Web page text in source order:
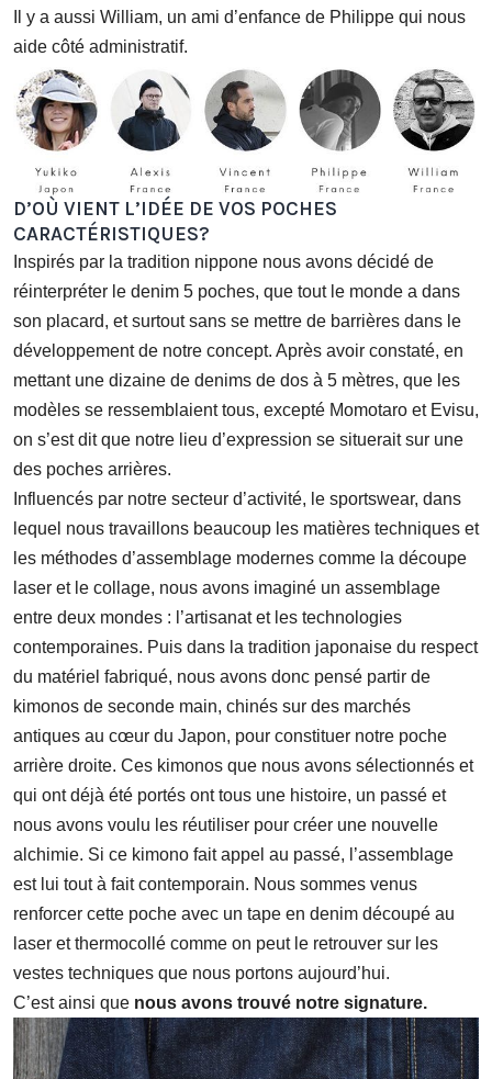
Il y a aussi William, un ami d’enfance de Philippe qui nous
aide côté administratif.
D’OÙ VIENT L’IDÉE DE VOS POCHES
CARACTÉRISTIQUES?
Inspirés par la tradition nippone nous avons décidé de
réinterpréter le denim 5 poches, que tout le monde a dans
son placard, et surtout sans se mettre de barrières dans le
développement de notre concept. Après avoir constaté, en
mettant une dizaine de denims de dos à 5 mètres, que les
modèles se ressemblaient tous, excepté Momotaro et Evisu,
on s’est dit que notre lieu d’expression se situerait sur une
des poches arrières.
Influencés par notre secteur d’activité, le sportswear, dans
lequel nous travaillons beaucoup les matières techniques et
les méthodes d’assemblage modernes comme la découpe
laser et le collage, nous avons imaginé un assemblage
entre deux mondes : l’artisanat et les technologies
contemporaines. Puis dans la tradition japonaise du respect
du matériel fabriqué, nous avons donc pensé partir de
kimonos de seconde main, chinés sur des marchés
antiques au cœur du Japon, pour constituer notre poche
arrière droite. Ces kimonos que nous avons sélectionnés et
qui ont déjà été portés ont tous une histoire, un passé et
nous avons voulu les réutiliser pour créer une nouvelle
alchimie. Si ce kimono fait appel au passé, l’assemblage
est lui tout à fait contemporain. Nous sommes venus
renforcer cette poche avec un tape en denim découpé au
laser et thermocollé comme on peut le retrouver sur les
vestes techniques que nous portons aujourd’hui.
C’est ainsi que nous avons trouvé notre signature.